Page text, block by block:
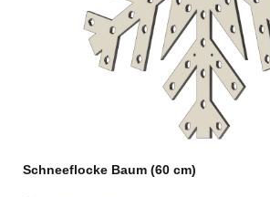
Schneeflocke Baum (60 cm)